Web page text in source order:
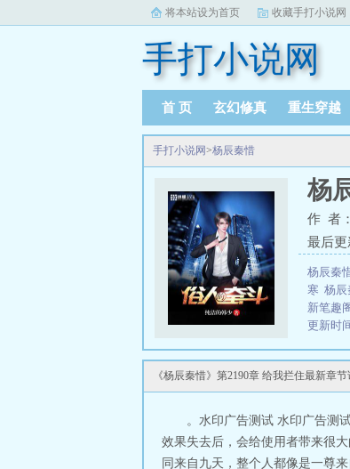
将本站设为首页 收藏手打小说网
手打小说网
首 页 玄幻修真 重生穿越
手打小说网>杨辰秦惜
杨
作 者
最后更
杨辰秦
寒 杨辰
新笔趣
更新时
录杨
度杨辰
荣耀而
《杨辰秦惜》第2190章 给我拦住最新章
。水印广告测试 水印广告测
效果失去后，会给使用者带来很
同来自九天，整个人都像是一尊